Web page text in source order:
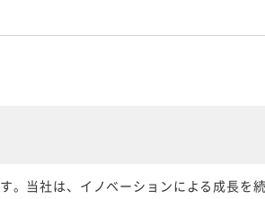
。当社は、イノベーションによる成長を